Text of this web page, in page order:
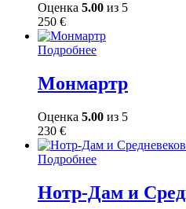
Оценка 5.00 из 5
250 €
Подробнее
Монмартр
Оценка 5.00 из 5
230 €
Подробнее
Нотр-Дам и